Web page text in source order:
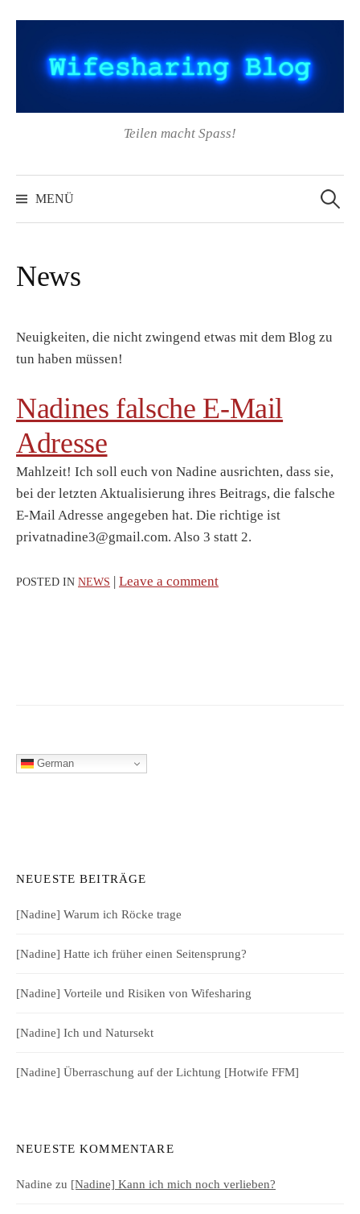
Inhalt
Teilen macht Spass!
MENÜ
nach:
News
Neuigkeiten, die nicht zwingend etwas mit dem Blog zu
tun haben müssen!
Nadines falsche E-Mail
Adresse
Mahlzeit! Ich soll euch von Nadine ausrichten, dass sie,
bei der letzten Aktualisierung ihres Beitrags, die falsche
E-Mail Adresse angegeben hat. Die richtige ist
privatnadine3@gmail.com. Also 3 statt 2.
POSTED IN NEWS | Leave a comment
German
NEUESTE BEITRÄGE
[Nadine] Warum ich Röcke trage
[Nadine] Hatte ich früher einen Seitensprung?
[Nadine] Vorteile und Risiken von Wifesharing
[Nadine] Ich und Natursekt
[Nadine] Überraschung auf der Lichtung [Hotwife FFM]
NEUESTE KOMMENTARE
Nadine zu [Nadine] Kann ich mich noch verlieben?